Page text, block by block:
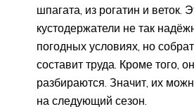
шпагата, из рогатин и веток.
кустодержатели не так
погодных условиях, но
составит труда. Кроме того,
разбираются. Значит, их
на следующий сезон.